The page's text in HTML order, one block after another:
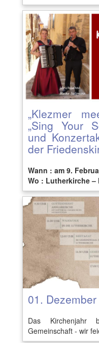
„Klezmer
„Sing Your
und
der
Wann : am 9.
Wo : Lutherkirche –
01.
Das
Gemeinschaft - wir